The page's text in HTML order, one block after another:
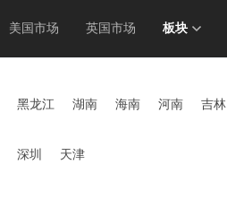
美国市场 英国市场 板块
黑龙江 湖南 海南 河南 吉林
深圳
天津